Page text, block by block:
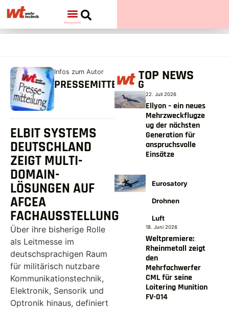
Infos zum Autor
PRESSEMITTEILUNG
ELBIT SYSTEMS
DEUTSCHLAND
ZEIGT MULTI-
DOMAIN-
LÖSUNGEN AUF
AFCEA
FACHAUSSTELLUNG
Über ihre bisherige Rolle
als Leitmesse im
deutschsprachigen Raum
für militärisch nutzbare
Kommunikationstechnik,
Elektronik, Sensorik und
Optronik hinaus, definiert
TOP NEWS
22. Juli 2026
Ellyon – ein neues
Mehrzweckflugze
ug der nächsten
Generation für
anspruchsvolle
Einsätze
Eurosatory
Drohnen
Luft
18. Juni 2026
Weltpremiere:
Rheinmetall zeigt
den
Mehrfachwerfer
CML für seine
Loitering Munition
FV-014